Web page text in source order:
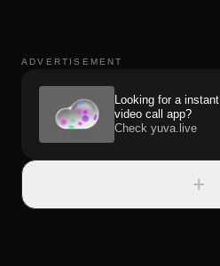
ADVERTISEMENT
Looking for a instant
video call app?
Check yuva.live
+